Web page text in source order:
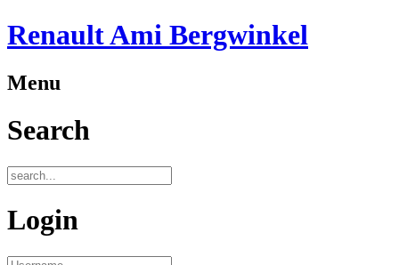
Renault Ami Bergwinkel
Menu
Search
Login